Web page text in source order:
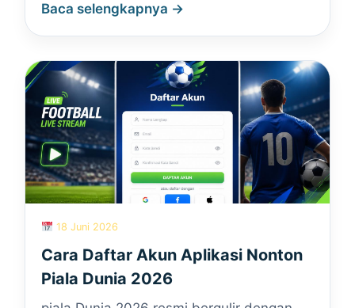
Baca selengkapnya →
18 Juni 2026
Cara Daftar Akun Aplikasi Nonton
Piala Dunia 2026